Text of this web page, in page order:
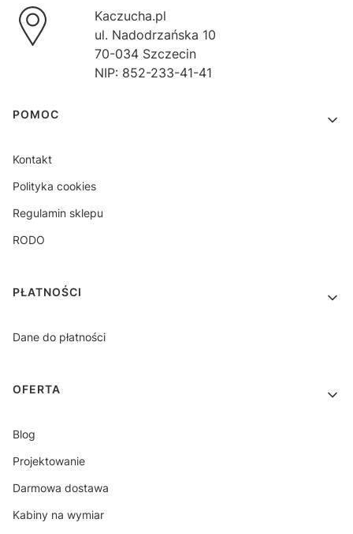
Kaczucha.pl
ul. Nadodrzańska 10
70-034 Szczecin
NIP: 852-233-41-41
Linki w stopce
POMOC
Kontakt
Polityka cookies
Regulamin sklepu
RODO
PŁATNOŚCI
Dane do płatności
OFERTA
Blog
Projektowanie
Darmowa dostawa
Kabiny na wymiar